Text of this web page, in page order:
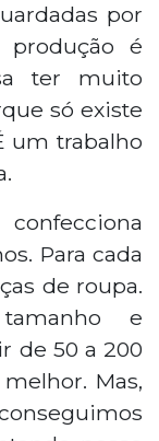
por
é
ter muito
só existe
um trabalho
Para cada
de roupa.
e
de 50 a 200
Mas,